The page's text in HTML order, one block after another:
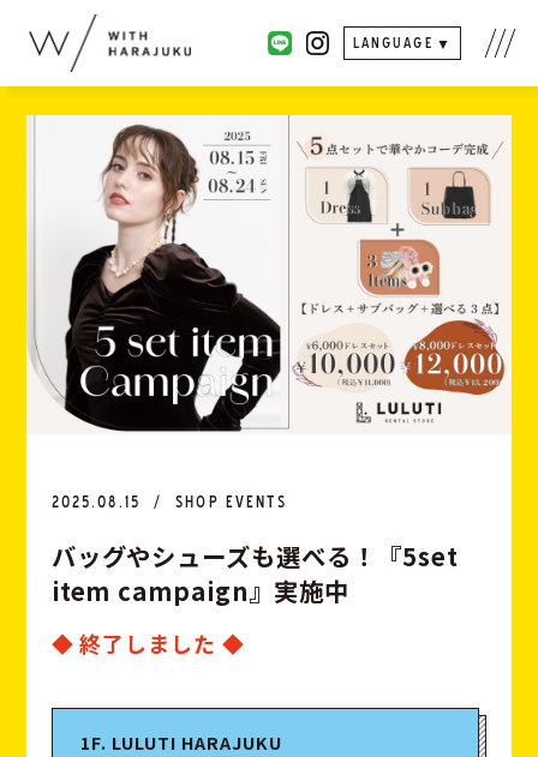
LANGUAGE
2025.08.15 SHOP EVENTS
バッグやシューズも選べる ！ 『5set
item campaign』 実施中
◆ 終了しました ◆
1F. LULUTI HARAJUKU